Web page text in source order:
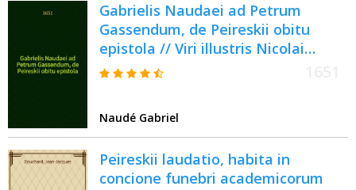
Gabrielis Naudaei ad Petrum
Gassendum, de Peireskii obitu
epistola // Viri illustris Nicolai
Claudii Fabricii de Peiresc ... vita
Naudé Gabriel
Peireskii laudatio, habita in
concione funebri academicorum